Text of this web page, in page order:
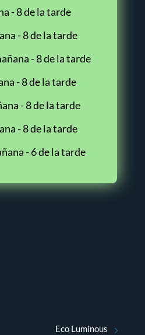
- 8 de la tarde
- 8 de la tarde
- 8 de la tarde
- 8 de la tarde
- 8 de la tarde
- 8 de la tarde
- 6 de la tarde
Eco Luminous